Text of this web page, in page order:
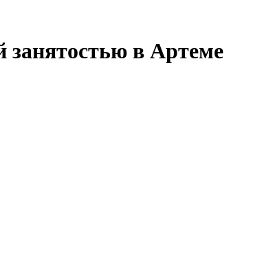
занятостью в Артеме